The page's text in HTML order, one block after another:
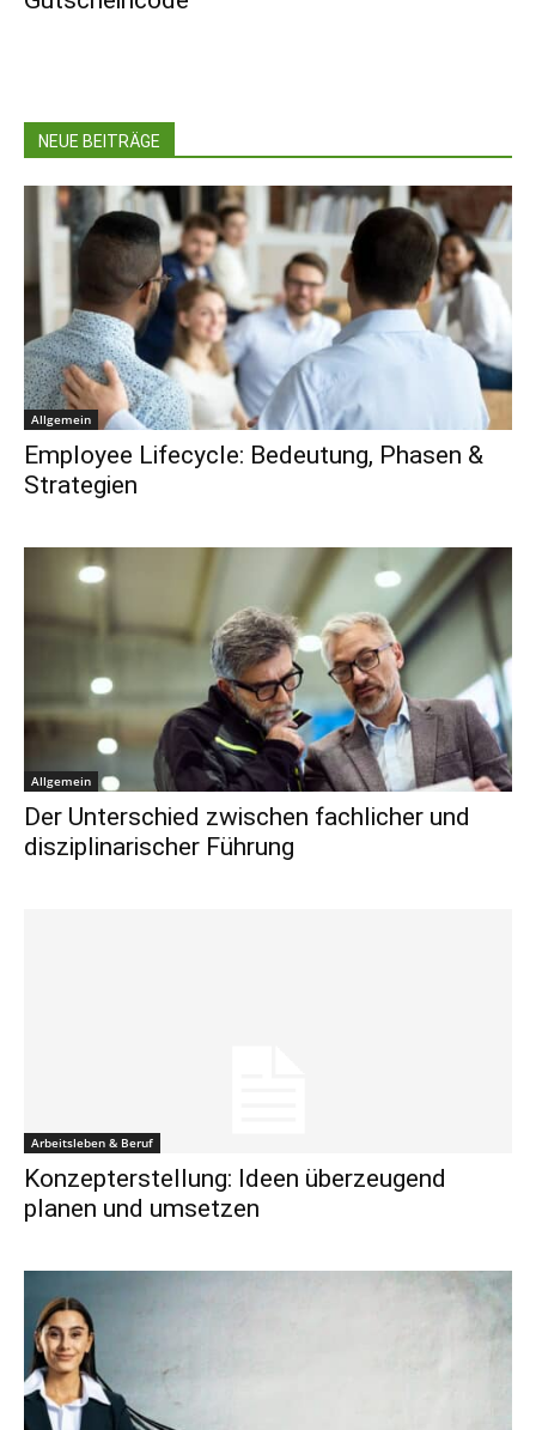
NEUE BEITRÄGE
Allgemein
Employee Lifecycle: Bedeutung, Phasen &
Strategien
Allgemein
Der Unterschied zwischen fachlicher und
disziplinarischer Führung
Arbeitsleben & Beruf
Konzepterstellung: Ideen überzeugend
planen und umsetzen